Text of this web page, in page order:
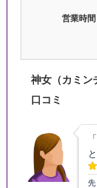
営業時間
神女（カミン
口コミ
先